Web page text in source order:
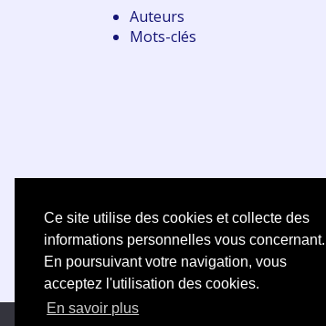
Ce site utilise des cookies et collecte des
informations personnelles vous concernant.
En poursuivant votre navigation, vous
acceptez l'utilisation des cookies.
En savoir plus
Auteurs
Mots-clés